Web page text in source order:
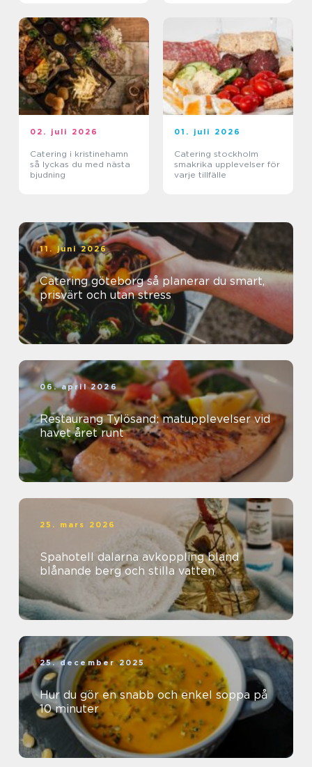
02. juli 2026
Catering i kristinehamn
så lyckas du med nästa
bjudning
01. juli 2026
Catering stockholm
smakrika upplevelser för
varje tillfälle
11. juni 2026
Catering göteborg så planerar du smart,
prisvärt och utan stress
06. april 2026
Restaurang Tylösand: matupplevelser vid
havet året runt
25. mars 2026
Spahotell dalarna avkoppling bland
blånande berg och stilla vatten
25. december 2025
Hur du gör en snabb och enkel soppa på
10 minuter